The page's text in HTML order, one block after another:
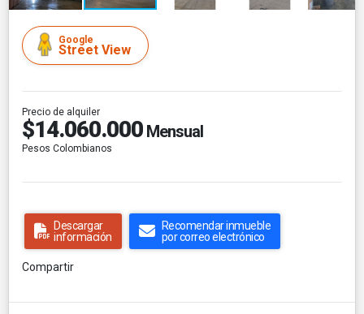
Google
Street View
Precio de alquiler
$14.060.000 Mensual
Pesos Colombianos
Descargar
información
Recomendar inmueble
por correo electrónico
Compartir